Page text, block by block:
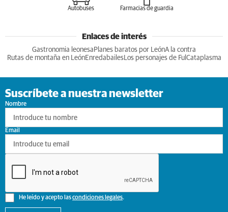
Autobuses Farmacias de guardia
Enlaces de interés
Gastronomia leonesa Planes baratos por LeónA la contra
Rutas de montaña en LeónEnredabailesLos personajes de Ful Cataplasma
Suscríbete a nuestra newsletter
Nombre
He leído y acepto lascondiciones legales.
Email